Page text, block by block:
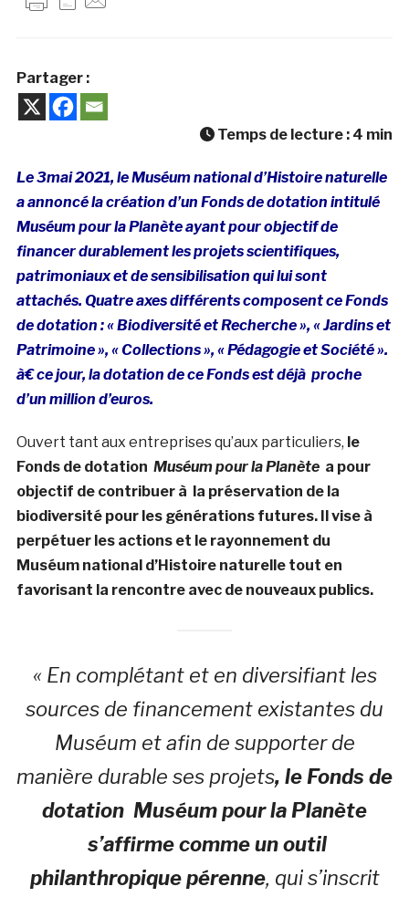
Partager :
Temps de lecture : 4 min
Le 3mai 2021, le Muséum national d’Histoire naturelle
a annoncé la création d’un Fonds de dotation intitulé
Muséum pour la Planète ayant pour objectif de
financer durablement les projets scientifiques,
patrimoniaux et de sensibilisation qui lui sont
attachés. Quatre axes différents composent ce Fonds
de dotation : « Biodiversité et Recherche », « Jardins et
Patrimoine », « Collections », « Pédagogie et Société ».
à€ ce jour, la dotation de ce Fonds est déjà proche
d’un million d’euros.
Ouvert tant aux entreprises qu’aux particuliers, le
Fonds de dotation Muséum pour la Planètea pour
objectif de contribuer à la préservation de la
biodiversité pour les générations futures. Il vise à
perpétuer les actions et le rayonnement du
Muséum national d’Histoire naturelle tout en
favorisant la rencontre avec de nouveaux publics.
« En complétant et en diversifiant les
sources de financement existantes du
Muséum et afin de supporter de
manière durable ses projets, le Fonds de
dotation Muséum pour la Planète
s’affirme comme un outil
philanthropique pérenne, qui s’inscrit